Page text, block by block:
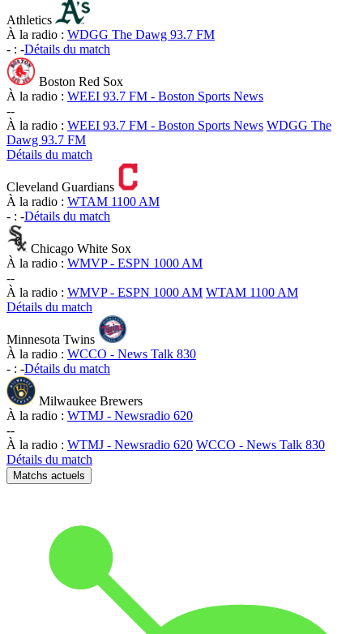
Athletics
À la radio : WDGG The Dawg 93.7 FM
- : -Détails du match
Boston Red Sox
À la radio : WEEI 93.7 FM - Boston Sports News
--
À la radio : WEEI 93.7 FM - Boston Sports News WDGG The
Dawg 93.7 FM
Détails du match
Cleveland Guardians
À la radio : WTAM 1100 AM
- : -Détails du match
Chicago White Sox
À la radio : WMVP - ESPN 1000 AM
--
À la radio : WMVP - ESPN 1000 AM WTAM 1100 AM
Détails du match
Minnesota Twins
À la radio : WCCO - News Talk 830
- : -Détails du match
Milwaukee Brewers
À la radio : WTMJ - Newsradio 620
--
À la radio : WTMJ - Newsradio 620 WCCO - News Talk 830
Détails du match
Matchs actuels